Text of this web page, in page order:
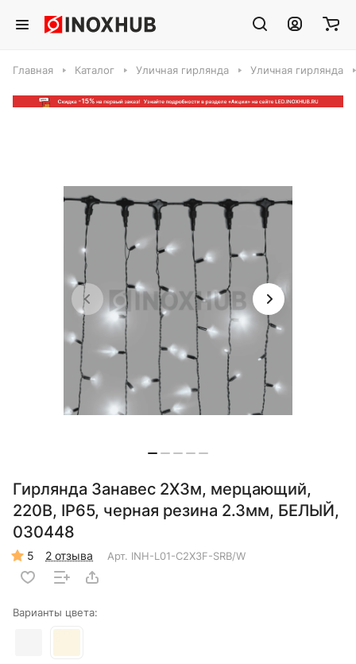
Главная Каталог Уличная гирлянда Уличная гирлянда
Гирлянда Занавес 2X3м, мерцающий,
220В, IP65, черная резина 2.3мм, БЕЛЫЙ,
030448
5 2 отзыва Арт. INH-L01-C2X3F-SRB/W
Варианты цвета: